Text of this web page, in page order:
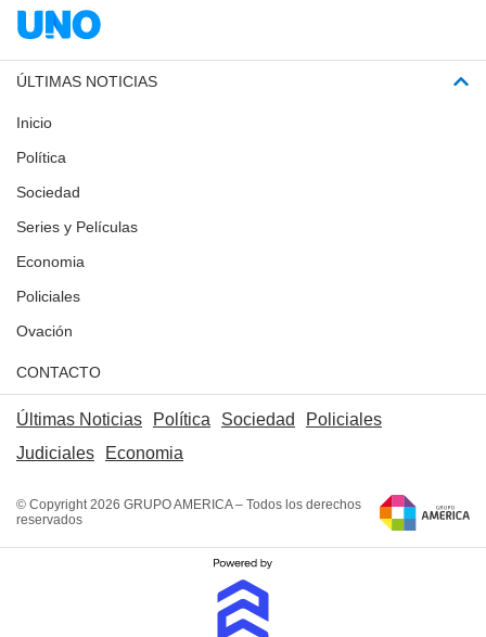
ÚLTIMAS NOTICIAS
Inicio
Política
Sociedad
Series y Películas
Economia
Policiales
Ovación
CONTACTO
Últimas Noticias Política Sociedad
Policiales
Judiciales
Economia
© Copyright 2026 GRUPO AMERICA – Todos los derechos
reservados